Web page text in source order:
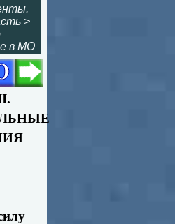
>
в МО